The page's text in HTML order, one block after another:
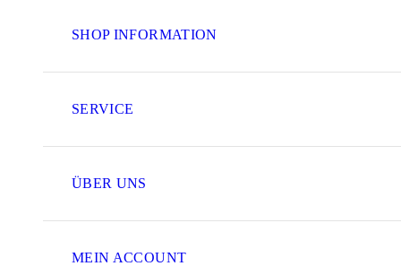
SHOP INFORMATION
SERVICE
ÜBER UNS
MEIN ACCOUNT